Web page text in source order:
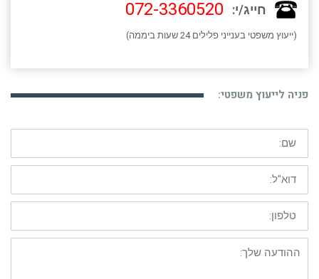
חייג/י: 072-3360520
(ייעוץ משפטי בענייני פלילים 24 שעות ביממה)
פניה לייעוץ משפטי:
שם:
דוא"ל:
טלפון:
ההודעה
שלך: